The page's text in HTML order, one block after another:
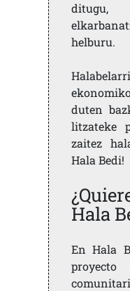
helburu.
duten
litzateke
zaitez
Hala Bedi!
Hala
En Hala
proyecto